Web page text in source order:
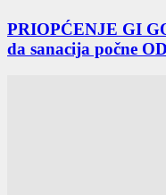
PRIOPĆENJE GI
da sanacija počne